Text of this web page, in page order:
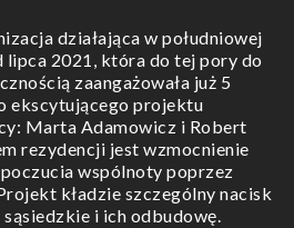
działająca w południowej
lipca 2021, która do tej pory do
zaangażowała już 5
ekscytującego projektu
Marta Adamowicz i Robert
rezydencji jest wzmocnienie
wspólnoty poprzez
kładzie szczególny nacisk
i ich odbudowę.